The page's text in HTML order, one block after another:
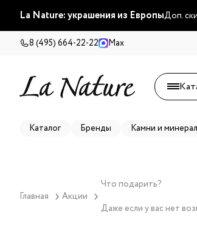
La Nature: украшения из ЕвропыДоп.
8 (495) 664-22-22 Max
Каталог Бренды Камни и
Главная Акции
Что подарить?
Даже если у вас нет